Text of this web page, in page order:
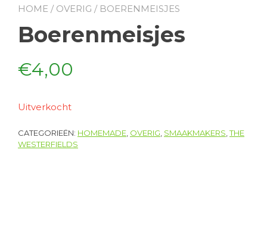
HOME / OVERIG / BOERENMEISJES
Boerenmeisjes
€4,00
Uitverkocht
CATEGORIEËN: HOMEMADE OVERIG SMAAKMAKERS ,THE
WESTERFIELDS